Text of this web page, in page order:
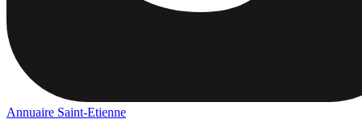
Annuaire Saint-Etienne